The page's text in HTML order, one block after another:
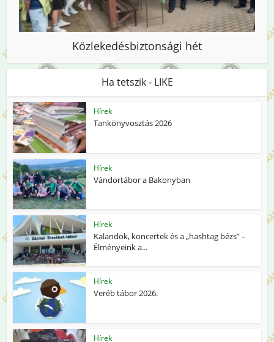
Közlekedésbiztonsági hét
Ha tetszik - LIKE
Hírek
Tankönyvosztás 2026
Hírek
Vándortábor a Bakonyban
Hírek
Kalandok, koncertek és a „hashtag bézs” –
Élményeink a...
Hírek
Veréb tábor 2026.
Hírek